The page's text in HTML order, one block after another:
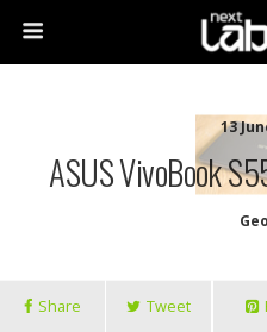
13
ASUS VivoBook
Share Tweet